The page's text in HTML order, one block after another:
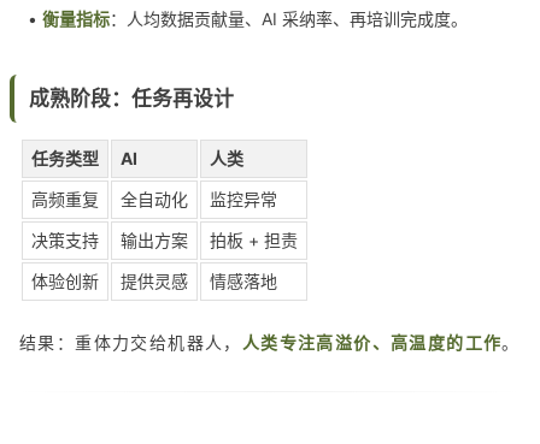
• 衡量指标：人均数据贡献量、AI 采纳率、再培训完成度。
成熟阶段：任务再设计
任务类型 AI
人类
高频重复
全自动化
监控异常
决策支持
输出方案
拍板 + 担责
体验创新
提供灵感 情感落地
结果：重体力交给机器人， 人类专注高溢价、高温度的工作。